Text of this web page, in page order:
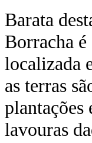
Barata
Borracha é
localizada
as terras
plantações
lavouras